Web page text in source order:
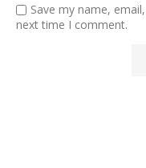
Save my name,
next time I comment.